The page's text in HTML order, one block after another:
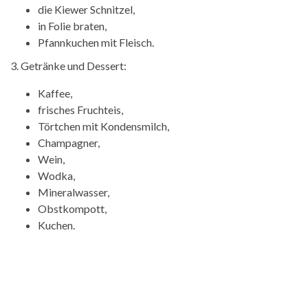
die Kiewer Schnitzel,
in Folie braten,
Pfannkuchen mit Fleisch.
3. Getränke und Dessert:
Kaffee,
frisches Fruchteis,
Törtchen mit Kondensmilch,
Champagner,
Wein,
Wodka,
Mineralwasser,
Obstkompott,
Kuchen.